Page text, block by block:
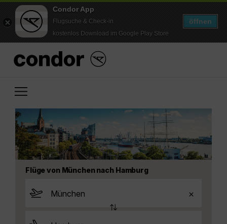
Condor App
Flugsuche & Check-in
kostenlos Download im Google Play Store
öffnen
Flüge von München nach Hamburg